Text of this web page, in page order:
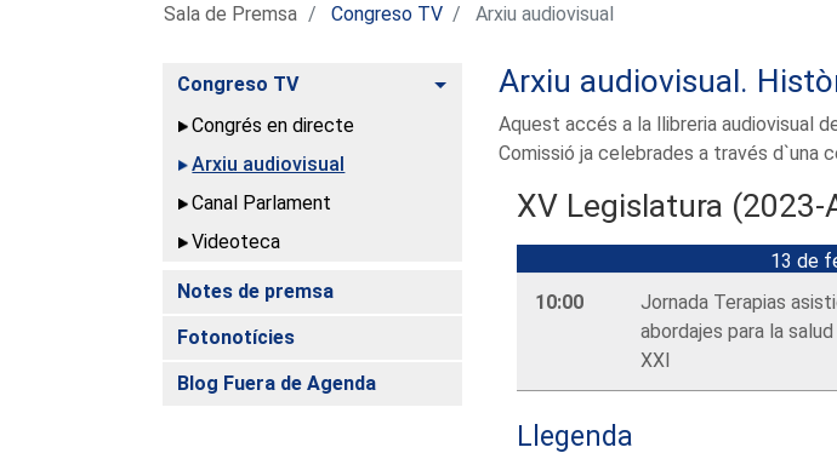
Sala de Premsa Congreso TV Arxiu audiovisual
Congreso TV
Commuta
Congrés en directe
Arxiu audiovisual
Canal Parlament
Videoteca
Notes de premsa
Fotonotícies
Blog Fuera de Agenda
Arxiu audiovisual.
Aquest accés a la llibreria audiovisual
Comissió ja celebrades a través d`una
XV Legislatura
13 de
10:00
Jornada Terapias
abordajes para la
XXI
Llegenda